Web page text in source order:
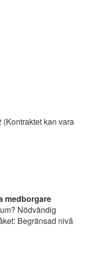
kan vara
medborgare
Nödvändig
Begränsad nivå